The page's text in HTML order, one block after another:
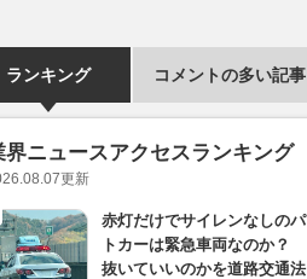
ランキング コメントの多い記事
界ニュースアクセスランキング
更新
赤灯だけでサイレンなしのパ
トカーは緊急車両なのか？
抜いていいのかを道路交通法